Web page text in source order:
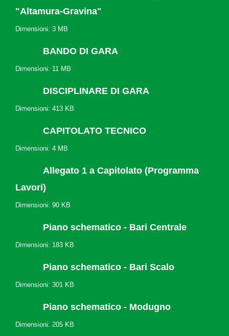
"Altamura-Gravina"
Dimensioni: 3 MB
BANDO DI GARA
Dimensioni: 11 MB
DISCIPLINARE DI GARA
Dimensioni: 413 KB
CAPITOLATO TECNICO
Dimensioni: 4 MB
Allegato 1 a Capitolato (Programma
Lavori)
Dimensioni: 90 KB
Piano schematico - Bari Centrale
Dimensioni: 183 KB
Piano schematico - Bari Scalo
Dimensioni: 301 KB
Piano schematico - Modugno
Dimensioni: 205 KB